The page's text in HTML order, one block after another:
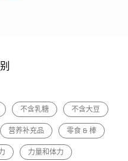
不含乳糖 不含大豆
营养补充品 零食 & 棒
力量和体力